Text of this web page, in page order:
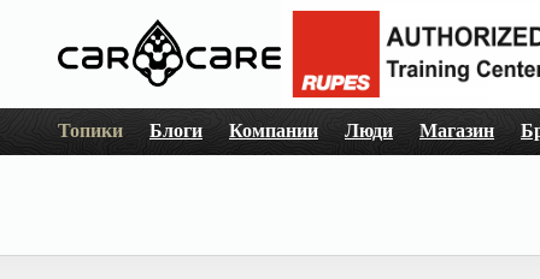
Топики Блоги Компании Люди Магазин